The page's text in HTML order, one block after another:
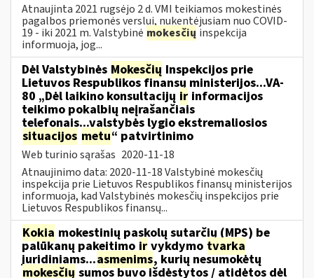
Atnaujinta 2021 rugsėjo 2 d. VMI teikiamos mokestinės
pagalbos priemonės verslui, nukentėjusiam nuo COVID-
19 - iki 2021 m. Valstybinė mokesčių inspekcija
informuoja, jog...
Dėl Valstybinės Mokesčių Inspekcijos prie
Lietuvos Respublikos finansų ministerijos...VA-
80 „Dėl laikino konsultacijų ir informacijos
teikimo pokalbių neįrašančiais
telefonais...valstybės lygio ekstremaliosios
situacijos metu“ patvirtinimo
Web turinio sąrašas 2020-11-18
Atnaujinimo data: 2020-11-18 Valstybinė mokesčių
inspekcija prie Lietuvos Respublikos finansų ministerijos
informuoja, kad Valstybinės mokesčių inspekcijos prie
Lietuvos Respublikos finansų...
Kokia mokestinių paskolų sutarčių (MPS) be
palūkanų pakeitimo ir vykdymo tvarka
juridiniams...asmenims, kurių nesumokėtų
mokesčių sumos buvo išdėstytos / atidėtos dėl